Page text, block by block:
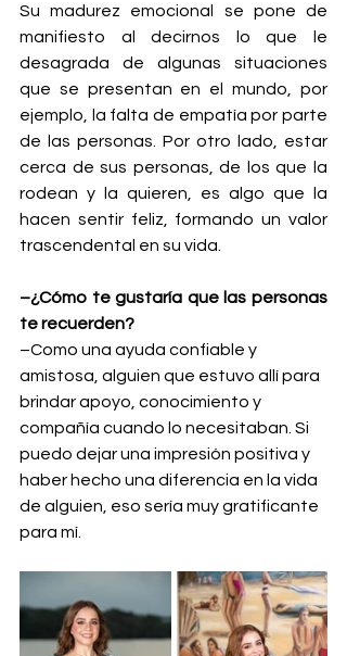
Su madurez emocional se pone de
manifiesto al decirnos lo que le
desagrada de algunas situaciones
que se presentan en el mundo, por
ejemplo, la falta de empatía por parte
de las personas. Por otro lado, estar
cerca de sus personas, de los que la
rodean y la quieren, es algo que la
hacen sentir feliz, formando un valor
trascendental en su vida.
–¿Cómo te gustaría que las personas
te recuerden?
–Como una ayuda confiable y
amistosa, alguien que estuvo allí para
brindar apoyo, conocimiento y
compañía cuando lo necesitaban. Si
puedo dejar una impresión positiva y
haber hecho una diferencia en la vida
de alguien, eso sería muy gratificante
para mí.